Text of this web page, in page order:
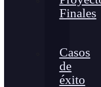
Finales
Casos
de
éxito